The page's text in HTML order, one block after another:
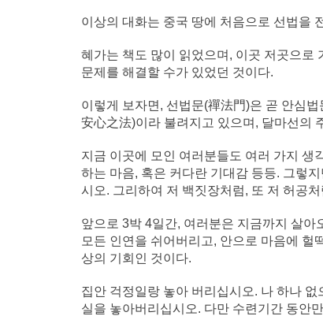
이상의 대화는 중국 땅에 처음으로 선법을
혜가는 책도 많이 읽었으며, 이곳 저곳으로
문제를 해결할 수가 있었던 것이다.
이렇게 보자면, 선법문(禪法門)은 곧 안심
安心之法)이라 불려지고 있으며, 달마선의
지금 이곳에 모인 여러분들도 여러 가지 생
하는 마음, 혹은 커다란 기대감 등등. 그렇
시오. 그리하여 저 백짓장처럼, 또 저 허공
앞으로 3박 4일간, 여러분은 지금까지 살아
모든 인연을 쉬어버리고, 안으로 마음에 헐
상의 기회인 것이다.
집안 걱정일랑 놓아 버리십시오. 나 하나
실을 놓아버리십시오. 다만 수련기간 동안